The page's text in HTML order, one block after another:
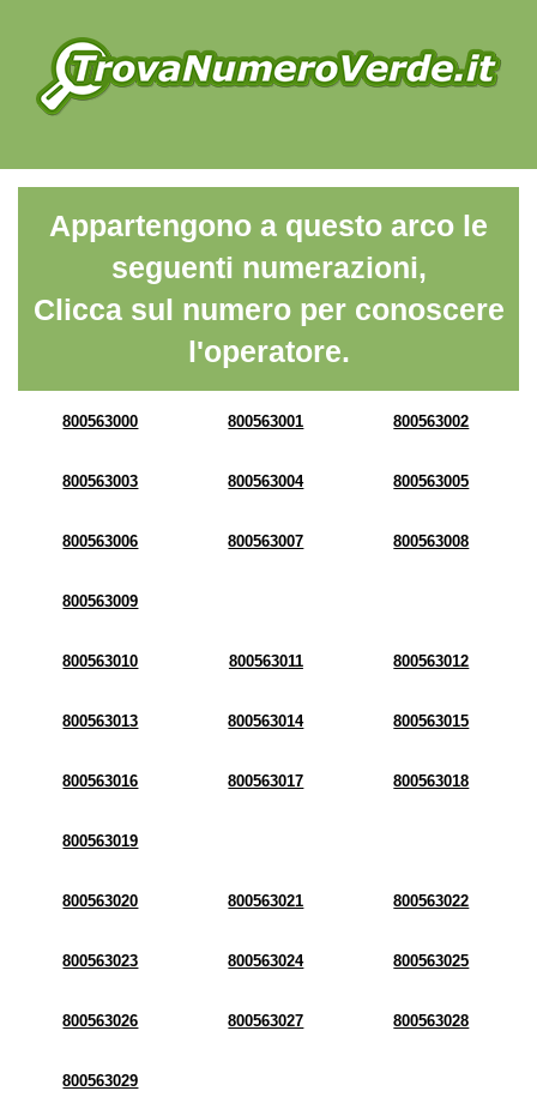
Appartengono a questo arco le
seguenti numerazioni,
Clicca sul numero per conoscere
l'operatore.
800563000 800563001 800563002
800563003 800563004 800563005
800563006 800563007 800563008
800563009
800563010 800563011 800563012
800563013 800563014 800563015
800563016 800563017 800563018
800563019
800563020 800563021 800563022
800563023 800563024 800563025
800563026 800563027 800563028
800563029